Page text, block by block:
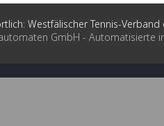
Westfälischer Tennis-Verband
GmbH - Automatisierte